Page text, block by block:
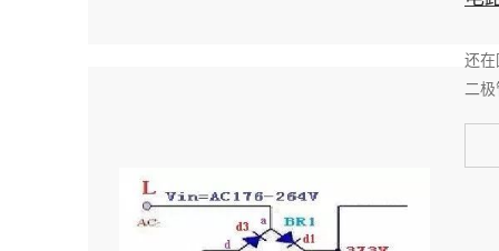
还在
二